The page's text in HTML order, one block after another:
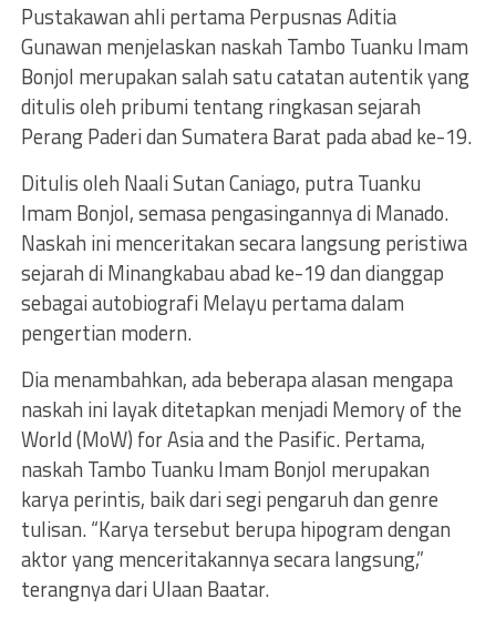
Pustakawan ahli pertama Perpusnas Aditia
Gunawan menjelaskan naskah Tambo Tuanku Imam
Bonjol merupakan salah satu catatan autentik yang
ditulis oleh pribumi tentang ringkasan sejarah
Perang Paderi dan Sumatera Barat pada abad ke-19.
Ditulis oleh Naali Sutan Caniago, putra Tuanku
Imam Bonjol, semasa pengasingannya di Manado.
Naskah ini menceritakan secara langsung peristiwa
sejarah di Minangkabau abad ke-19 dan dianggap
sebagai autobiografi Melayu pertama dalam
pengertian modern.
Dia menambahkan, ada beberapa alasan mengapa
naskah ini layak ditetapkan menjadi Memory of the
World (MoW) for Asia and the Pasific. Pertama,
naskah Tambo Tuanku Imam Bonjol merupakan
karya perintis, baik dari segi pengaruh dan genre
tulisan. “Karya tersebut berupa hipogram dengan
aktor yang menceritakannya secara langsung,”
terangnya dari Ulaan Baatar.